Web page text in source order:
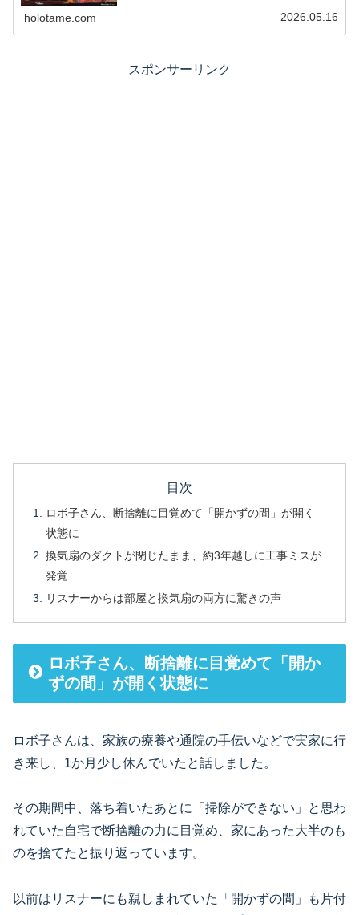
holotame.com 2026.05.16
スポンサーリンク
目次
ロボ子さん、断捨離に目覚めて「開かずの間」が開く
状態に
換気扇のダクトが閉じたまま、約3年越しに工事ミスが
発覚
リスナーからは部屋と換気扇の両方に驚きの声
ロボ子さん、断捨離に目覚めて「開か
ずの間」が開く状態に
ロボ子さんは、家族の療養や通院の手伝いなどで実家に行
き来し、1か月少し休んでいたと話しました。
その期間中、落ち着いたあとに「掃除ができない」と思わ
れていた自宅で断捨離の力に目覚め、家にあった大半のも
のを捨てたと振り返っています。
以前はリスナーにも親しまれていた「開かずの間」も片付